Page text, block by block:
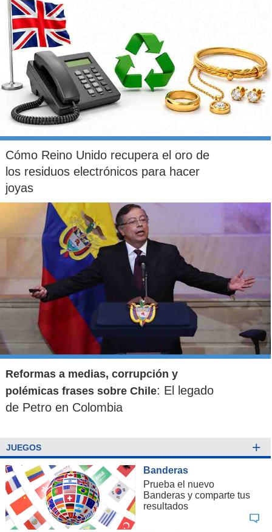
Cómo Reino Unido recupera el oro de
los residuos electrónicos para hacer
joyas
Reformas a medias, corrupción y
polémicas frases sobre Chile: El legado
de Petro en Colombia
JUEGOS +
Banderas
Prueba el nuevo
Banderas y comparte tus
resultados